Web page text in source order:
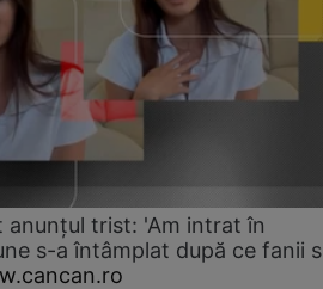
anunțul trist: 'Am intrat în
s-a întâmplat după ce fanii